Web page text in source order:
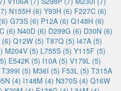
N155H (6) Y93H (6) F227C (6)
G73S (6) P12A (6) Q148H (6)
(6) N40D (6) D299G (6) D30N (6)
(6) Q12W (5) T87Q (5) I47A (5)
M204V (5) L755S (5) Y115F (5)
E542K (5) I10A (5) V179L (5)
T399I (5) M36I (5) F53L (5) T315A
(4) I148M (4) N370S (4) Q16W